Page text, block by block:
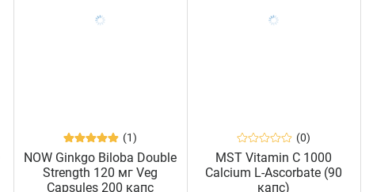
(1)
NOW Ginkgo Biloba Double
Strength 120 мг Veg
Capsules 200 капс
(0)
MST Vitamin C 1000
Calcium L-Ascorbate (90
капс)